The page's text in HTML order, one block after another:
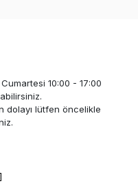
10:00 - 17:00
dolayı lütfen öncelikle